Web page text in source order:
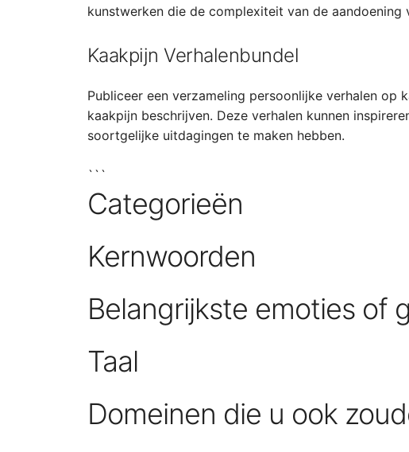
kunstwerken die de complexiteit van de aandoening
Kaakpijn Verhalenbundel
Publiceer een verzameling persoonlijke verhalen op
kaakpijn beschrijven. Deze verhalen kunnen
soortgelijke uitdagingen te maken hebben.
```
Categorieën
Kernwoorden
Belangrijkste emoties of
Taal
Domeinen die u ook